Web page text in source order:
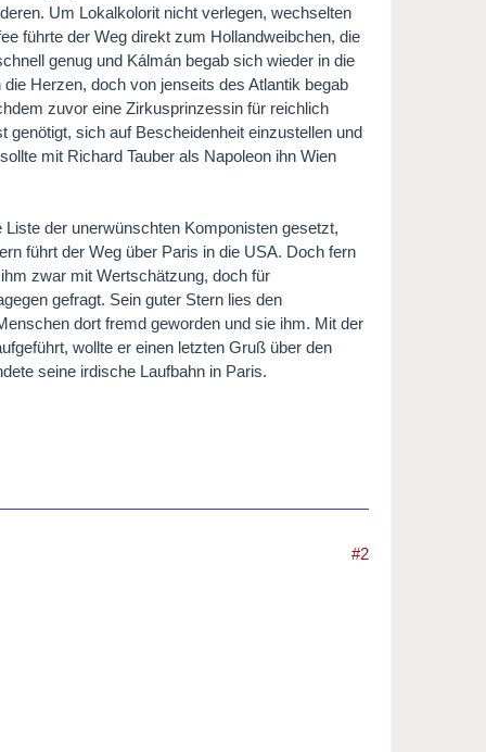
Um Lokalkolorit nicht verlegen, wechselten
führte der Weg direkt zum Hollandweibchen, die
genug und Kálmán begab sich wieder in die
Herzen, doch von jenseits des Atlantik begab
zuvor eine Zirkusprinzessin für reichlich
sich auf Bescheidenheit einzustellen und
mit Richard Tauber als Napoleon ihn Wien
der unerwünschten Komponisten gesetzt,
führt der Weg über Paris in die USA. Doch fern
zwar mit Wertschätzung, doch für
gefragt. Sein guter Stern lies den
dort fremd geworden und sie ihm. Mit der
wollte er einen letzten Gruß über den
seine irdische Laufbahn in Paris.
#2